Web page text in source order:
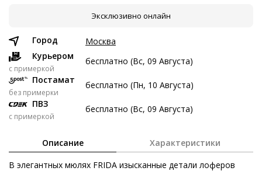
21 авг
4 сен
Без переплат
Долями
Разделите стоимость покупки
Заплатите сейчас только часть, а оставшееся будем
Эксклюзивно онлайн
Город
Москва
Курьером
c примеркой
бесплатно (Вс, 09 Августа)
Постамат
без примерки
бесплатно (Пн, 10 Августа)
ПВЗ
с примеркой
бесплатно (Вс, 09 Августа)
Описание Характеристики
В элегантных мюлях FRIDA изысканные детали лоферов